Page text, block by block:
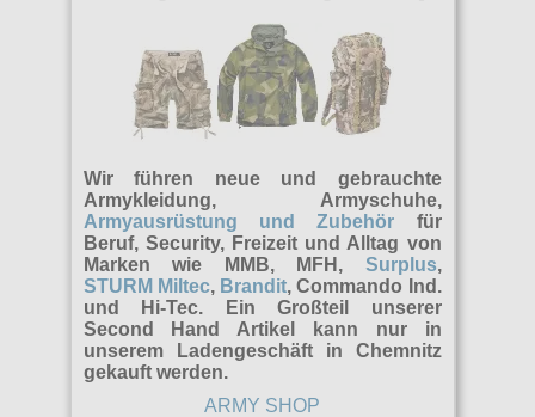
Wir führen neue und gebrauchte
Armykleidung, Armyschuhe,
Armyausrüstung und Zubehör für
Beruf, Security, Freizeit und Alltag von
Marken wie MMB, MFH, Surplus,
STURM Miltec, Brandit, Commando Ind.
und Hi-Tec. Ein Großteil unserer
Second Hand Artikel kann nur in
unserem Ladengeschäft in Chemnitz
gekauft werden.
ARMY SHOP